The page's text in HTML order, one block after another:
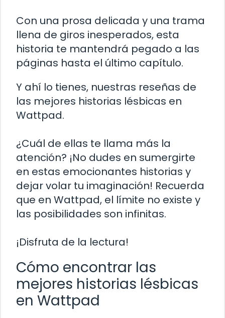
Con una prosa delicada y una trama
llena de giros inesperados, esta
historia te mantendrá pegado a las
páginas hasta el último capítulo.
Y ahí lo tienes, nuestras reseñas de
las mejores historias lésbicas en
Wattpad.
¿Cuál de ellas te llama más la
atención? ¡No dudes en sumergirte
en estas emocionantes historias y
dejar volar tu imaginación! Recuerda
que en Wattpad, el límite no existe y
las posibilidades son infinitas.
¡Disfruta de la lectura!
Cómo encontrar las
mejores historias lésbicas
en Wattpad